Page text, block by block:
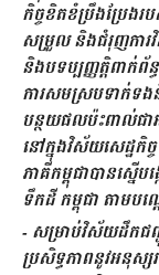
កិច្ចខិតខំប្រឹងប្រែងរ
សម្រួល និងជំរុញការ
និងបទប្បញ្ញត្តិពាក់
ការសមស្របទាក់ទង
បន្ថយផលប៉ះពាល់ជា
នៅក្នុងវិស័យសេដ្ឋកិ
ភាគីកម្ពុជាបានស្នើ
ទឹកដី កម្ពុជា តាមប
- សម្រាប់វិស័យដឹកជញ្
ប្រសិទ្ធភាពនូវអនុស្ស